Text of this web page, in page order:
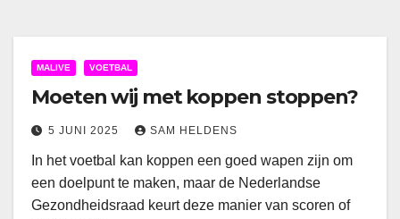
MALIVE VOETBAL
Moeten wij met koppen stoppen?
5 JUNI 2025 SAM HELDENS
In het voetbal kan koppen een goed wapen zijn om
een doelpunt te maken, maar de Nederlandse
Gezondheidsraad keurt deze manier van scoren of